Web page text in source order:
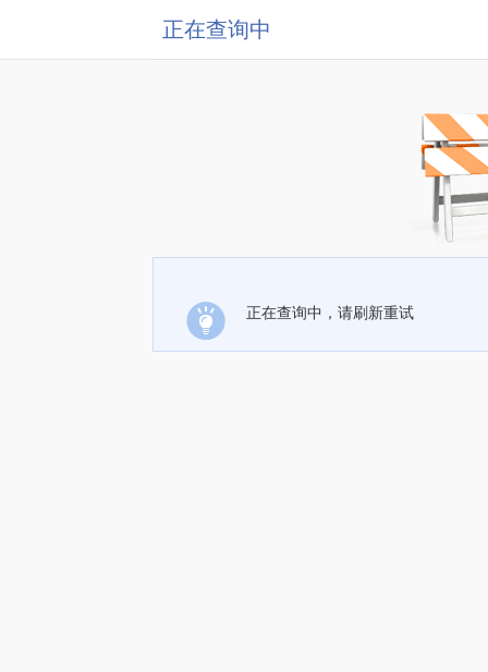
正在查询中
正在查询中，请刷新重试